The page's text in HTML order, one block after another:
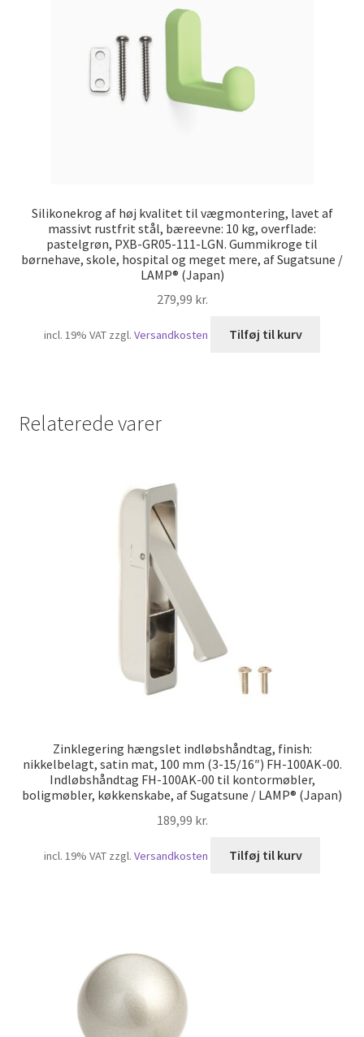
Silikonekrog af høj kvalitet til vægmontering, lavet af
massivt rustfrit stål, bæreevne: 10 kg, overflade:
pastelgrøn, PXB-GR05-111-LGN. Gummikroge til
børnehave, skole, hospital og meget mere, af Sugatsune /
LAMP® (Japan)
279,99 kr.
incl. 19% VAT zzgl. Versandkosten Tilføj til kurv
Relaterede varer
Zinklegering hængslet indløbshåndtag, finish:
nikkelbelagt, satin mat, 100 mm (3-15/16″) FH-100AK-00.
Indløbshåndtag FH-100AK-00 til kontormøbler,
boligmøbler, køkkenskabe, af Sugatsune / LAMP® (Japan)
189,99 kr.
incl. 19% VAT zzgl. Versandkosten Tilføj til kurv